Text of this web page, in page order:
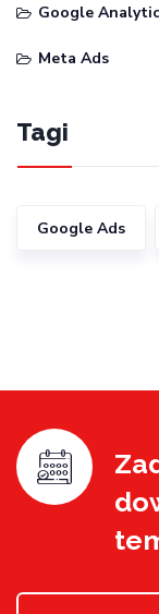
Google
Meta Ads
Tagi
Google Ads